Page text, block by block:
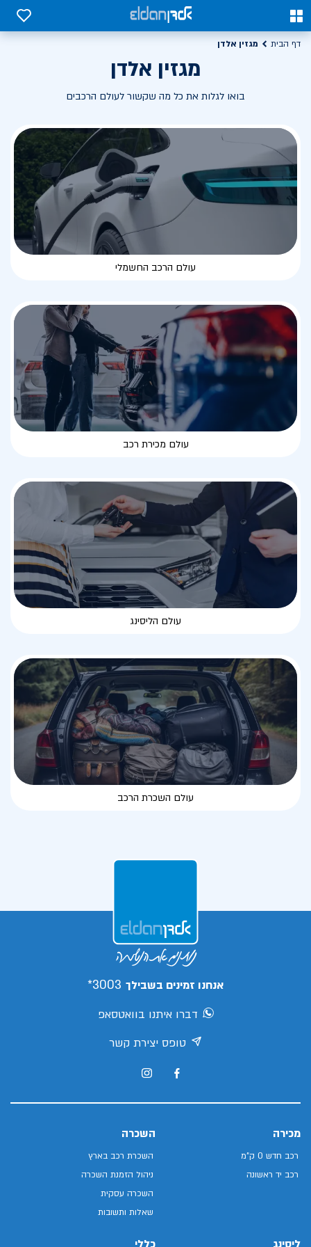
0
0
דף הבית מגזין אלדן
מגזין אלדן
בואו לגלות את כל מה שקשור לעולם הרכבים
עולם הרכב החשמלי
עולם מכירת רכב
עולם הליסינג
עולם השכרת הרכב
אנחנו זמינים בשבילך 3003*
דברו איתנו בוואטסאפ
טופס יצירת קשר
מכירה
רכב חדש 0 ק"מ
רכב יד ראשונה
השכרה
השכרת רכב בארץ
ניהול הזמנת השכרה
השכרה עסקית
שאלות ותשובות
ליסינג כללי